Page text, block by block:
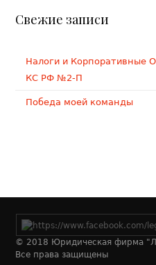
Свежие записи
Налоги и Корпоративные
КС РФ №2-П
Победа моей команды
© 2018 Юридическая фирма
Все права защищены